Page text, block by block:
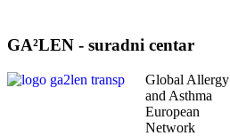
GA²LEN - suradni centar
Global Allergy
and Asthma
European
Network